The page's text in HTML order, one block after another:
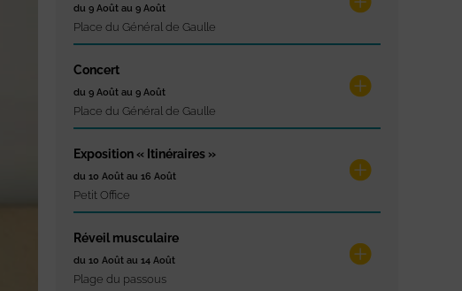
du 9 Août au 9 Août
Place du Général de Gaulle
Concert
du 9 Août au 9 Août
Place du Général de Gaulle
Exposition « Itinéraires »
du 10 Août au 16 Août
Petit Office
Réveil musculaire
du 10 Août au 14 Août
Plage du passous